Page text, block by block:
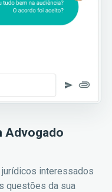
Advogado
interessados
questões da sua